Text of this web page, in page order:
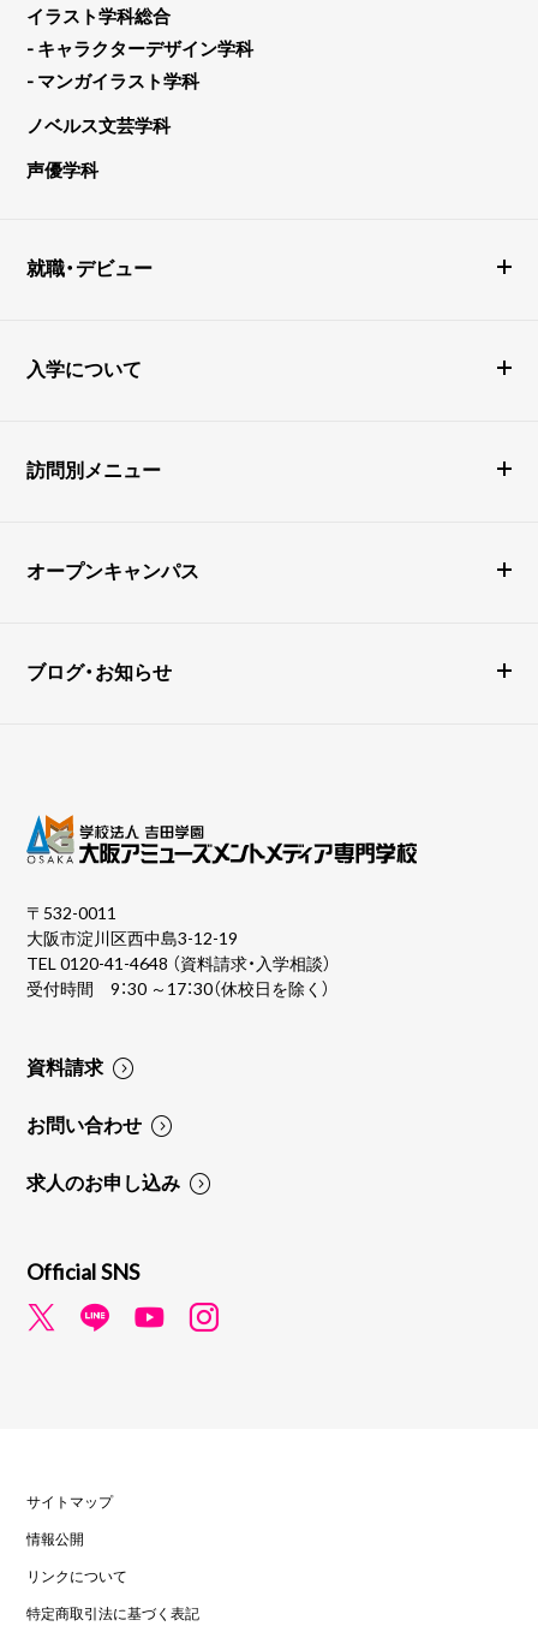
イラスト学科総合
- キャラクターデザイン学科
- マンガイラスト学科
ノベルス文芸学科
声優学科
就職・デビュー
入学について
訪問別メニュー
オープンキャンパス
ブログ・お知らせ
〒532-0011
大阪市淀川区西中島3-12-19
TEL0120-41-4648 （資料請求・入学相談）
受付時間 9：30 ～17：30（休校日を除く）
資料請求
お問い合わせ
求人のお申し込み
Official SNS
サイトマップ
情報公開
リンクについて
特定商取引法に基づく表記